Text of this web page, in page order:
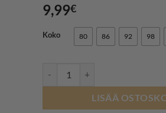
9,99€
Koko 80 86 92 98
LISÄÄ